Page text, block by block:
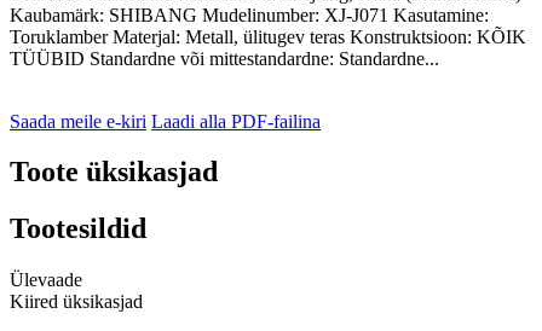
Kaubamärk: SHIBANG Mudelinumber: XJ-J071 Kasutamine:
Toruklamber Materjal: Metall, ülitugev teras Konstruktsioon: KÕIK
TÜÜBID Standardne või mittestandardne: Standardne...
Saada meile e-kiri Laadi alla PDF-failina
Toote üksikasjad
Tootesildid
Ülevaade
Kiired üksikasjad